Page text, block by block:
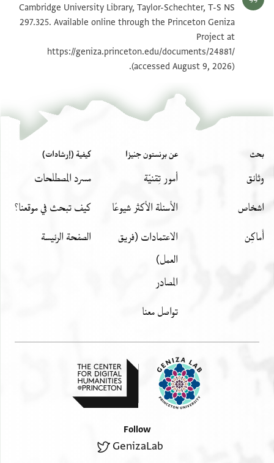
T-S NS 297.325 1v تكبير و تدوير
بيان أذونات الصورة
Cambridge University Library, Taylor-Schechter, T-S NS
297.325. Available online through the Princeton Geniza
Project at
https://geniza.princeton.edu/documents/24881/
(accessed August 9, 2026).
بحث
وثائق
اشخاص
أَماكِن
عن برنستون جنيزا
أمور تِقنيّة
الأسئلة الأكثر شيوعًا
الاعتمادات (فريق
العمل)
المصادر
تواصل معنا
كيفية (إرشادات)
مسرد المصطلحات
كيف تبحث في موقعنا؟
الصفحة الرئيسة
Follow
GenizaLab